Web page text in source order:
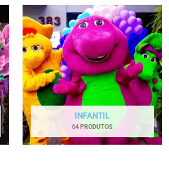
INFANTIL
64 PRODUTOS